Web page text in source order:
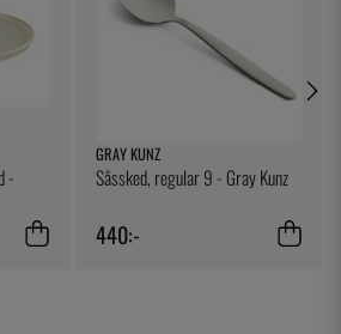
-
GRAY KUNZ
Såssked, regular 9 - Gray Kunz
440:-